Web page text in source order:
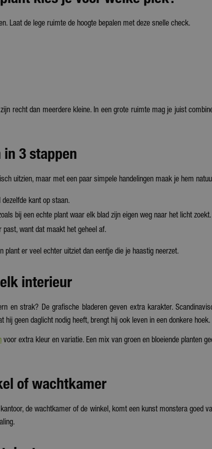
Laat de lege ruimte de hoogte bepalen met deze snelle check.
recht dan meerdere kleine. In een grote ruimte mag je juist
3 stappen
uitzien, maar met een paar simpele handelingen maak je hem
kant op staan.
bij een echte plant waar elk blad zijn eigen weg naar het licht zoekt.
past, want dat maakt het geheel af.
plant er veel echter uitziet dan eentje die je haastig neerzet.
interieur
en strak? De grafische bladeren geven extra karakter.
hij geen daglicht nodig heeft, brengt hij ook leven in een donkere hoek.
voor extra kleur en variatie. Een mix van groen en bloeiende planten
of wachtkamer
de wachtkamer of de winkel, komt een kunst monstera goed